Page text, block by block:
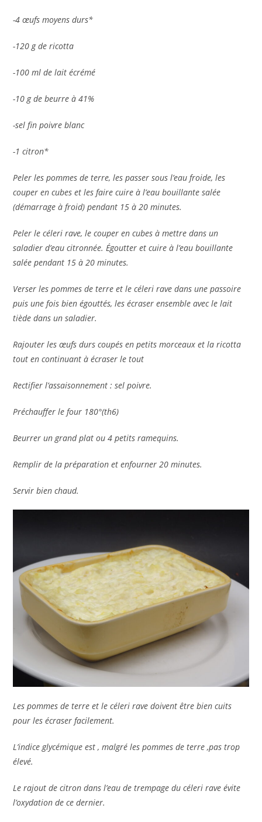
-4 œufs moyens durs*
-120 g de ricotta
-100 ml de lait écrémé
-10 g de beurre à 41%
-sel fin poivre blanc
-1 citron*
Peler les pommes de terre, les passer sous l’eau froide, les
couper en cubes et les faire cuire à l’eau bouillante salée
(démarrage à froid) pendant 15 à 20 minutes.
Peler le céleri rave, le couper en cubes à mettre dans un
saladier d’eau citronnée. Égoutter et cuire à l’eau bouillante
salée pendant 15 à 20 minutes.
Verser les pommes de terre et le céleri rave dans une passoire
puis une fois bien égouttés, les écraser ensemble avec le lait
tiède dans un saladier.
Rajouter les œufs durs coupés en petits morceaux et la ricotta
tout en continuant à écraser le tout
Rectifier l’assaisonnement : sel poivre.
Préchauffer le four 180°(th6)
Beurrer un grand plat ou 4 petits ramequins.
Remplir de la préparation et enfourner 20 minutes.
Servir bien chaud.
Les pommes de terre et le céleri rave doivent être bien cuits
pour les écraser facilement.
L’indice glycémique est , malgré les pommes de terre ,pas trop
élevé.
Le rajout de citron dans l’eau de trempage du céleri rave évite
l’oxydation de ce dernier.